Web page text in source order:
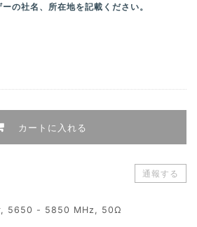
の社名、所在地を記載ください。
カートに入れる
通報する
5650 - 5850 MHz, 50Ω